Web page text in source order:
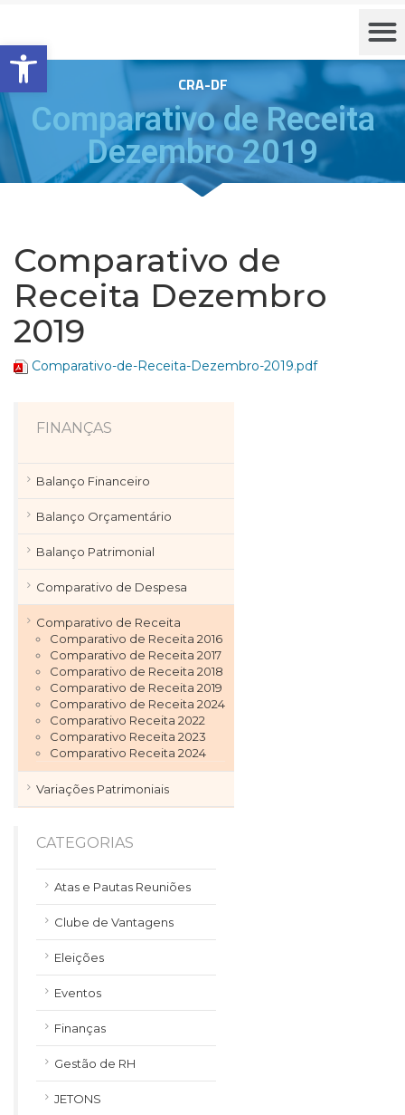
Barra de Ferramentas Aberta
CRA-DF
Comparativo de Receita
Dezembro 2019
Comparativo de
Receita Dezembro
2019
Comparativo-de-Receita-Dezembro-2019.pdf
FINANÇAS
Balanço Financeiro
Balanço Orçamentário
Balanço Patrimonial
Comparativo de Despesa
Comparativo de Receita
Comparativo de Receita 2016
Comparativo de Receita 2017
Comparativo de Receita 2018
Comparativo de Receita 2019
Comparativo de Receita 2024
Comparativo Receita 2022
Comparativo Receita 2023
Comparativo Receita 2024
Variações Patrimoniais
CATEGORIAS
Atas e Pautas Reuniões
Clube de Vantagens
Eleições
Eventos
Finanças
Gestão de RH
JETONS